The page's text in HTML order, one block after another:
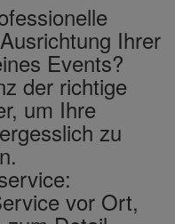
Ihrer
Events?
der richtige
um Ihre
zu
vor Ort,